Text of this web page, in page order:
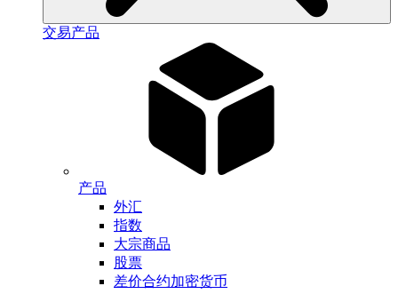
交易产品
产品
外汇
指数
大宗商品
股票
差价合约加密货币